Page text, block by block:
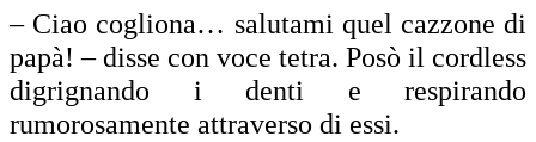
– Ciao cogliona… salutami quel cazzone di
papà! – disse con voce tetra. Posò il cordless
digrignando i denti e respirando
rumorosamente attraverso di essi.